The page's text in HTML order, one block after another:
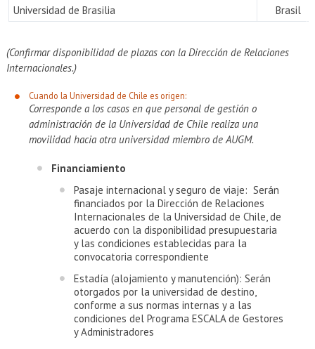
Universidad de Brasilia
Brasil
(Confirmar disponibilidad de plazas con la Dirección de Relaciones
Internacionales.)
Cuando la Universidad de Chile es origen:
Corresponde a los casos en que personal de gestión o
administración de la Universidad de Chile realiza una
movilidad hacia otra universidad miembro de AUGM.
Financiamiento
Pasaje internacional y seguro de viaje: Serán
financiados por la Dirección de Relaciones
Internacionales de la Universidad de Chile, de
acuerdo con la disponibilidad presupuestaria
y las condiciones establecidas para la
convocatoria correspondiente
Estadía (alojamiento y manutención): Serán
otorgados por la universidad de destino,
conforme a sus normas internas y a las
condiciones del Programa ESCALA de Gestores
y Administradores